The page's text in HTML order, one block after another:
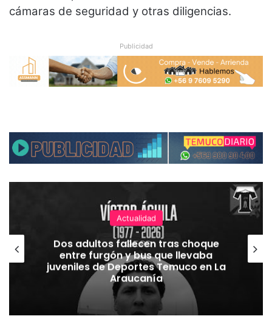
cámaras de seguridad y otras diligencias.
Publicidad
Actualidad
Dos adultos fallecen tras choque
entre furgón y bus que llevaba
juveniles de Deportes Temuco en La
Araucanía